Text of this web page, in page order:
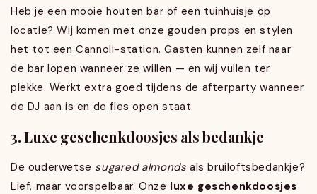
Heb je een mooie houten bar of een tuinhuisje op
locatie? Wij komen met onze gouden props en stylen
het tot een Cannoli-station. Gasten kunnen zelf naar
de bar lopen wanneer ze willen — en wij vullen ter
plekke. Werkt extra goed tijdens de afterparty wanneer
de DJ aan is en de fles open staat.
3. Luxe geschenkdoosjes als bedankje
De ouderwetse sugared almonds als bruiloftsbedankje?
Lief, maar voorspelbaar. Onze luxe geschenkdoosjes